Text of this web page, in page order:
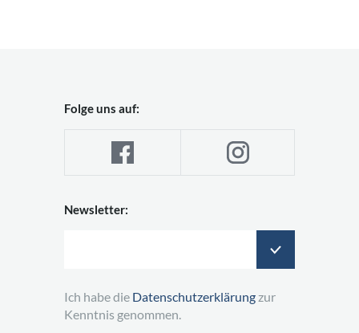
Folge uns auf:
Newsletter:
Ich habe die Datenschutzerklärung zur
Kenntnis genommen.